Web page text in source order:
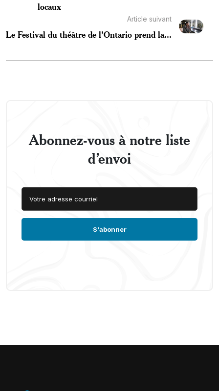
locaux
Article suivant
Le Festival du théâtre de l’Ontario prend la...
Abonnez-vous à notre liste
d’envoi